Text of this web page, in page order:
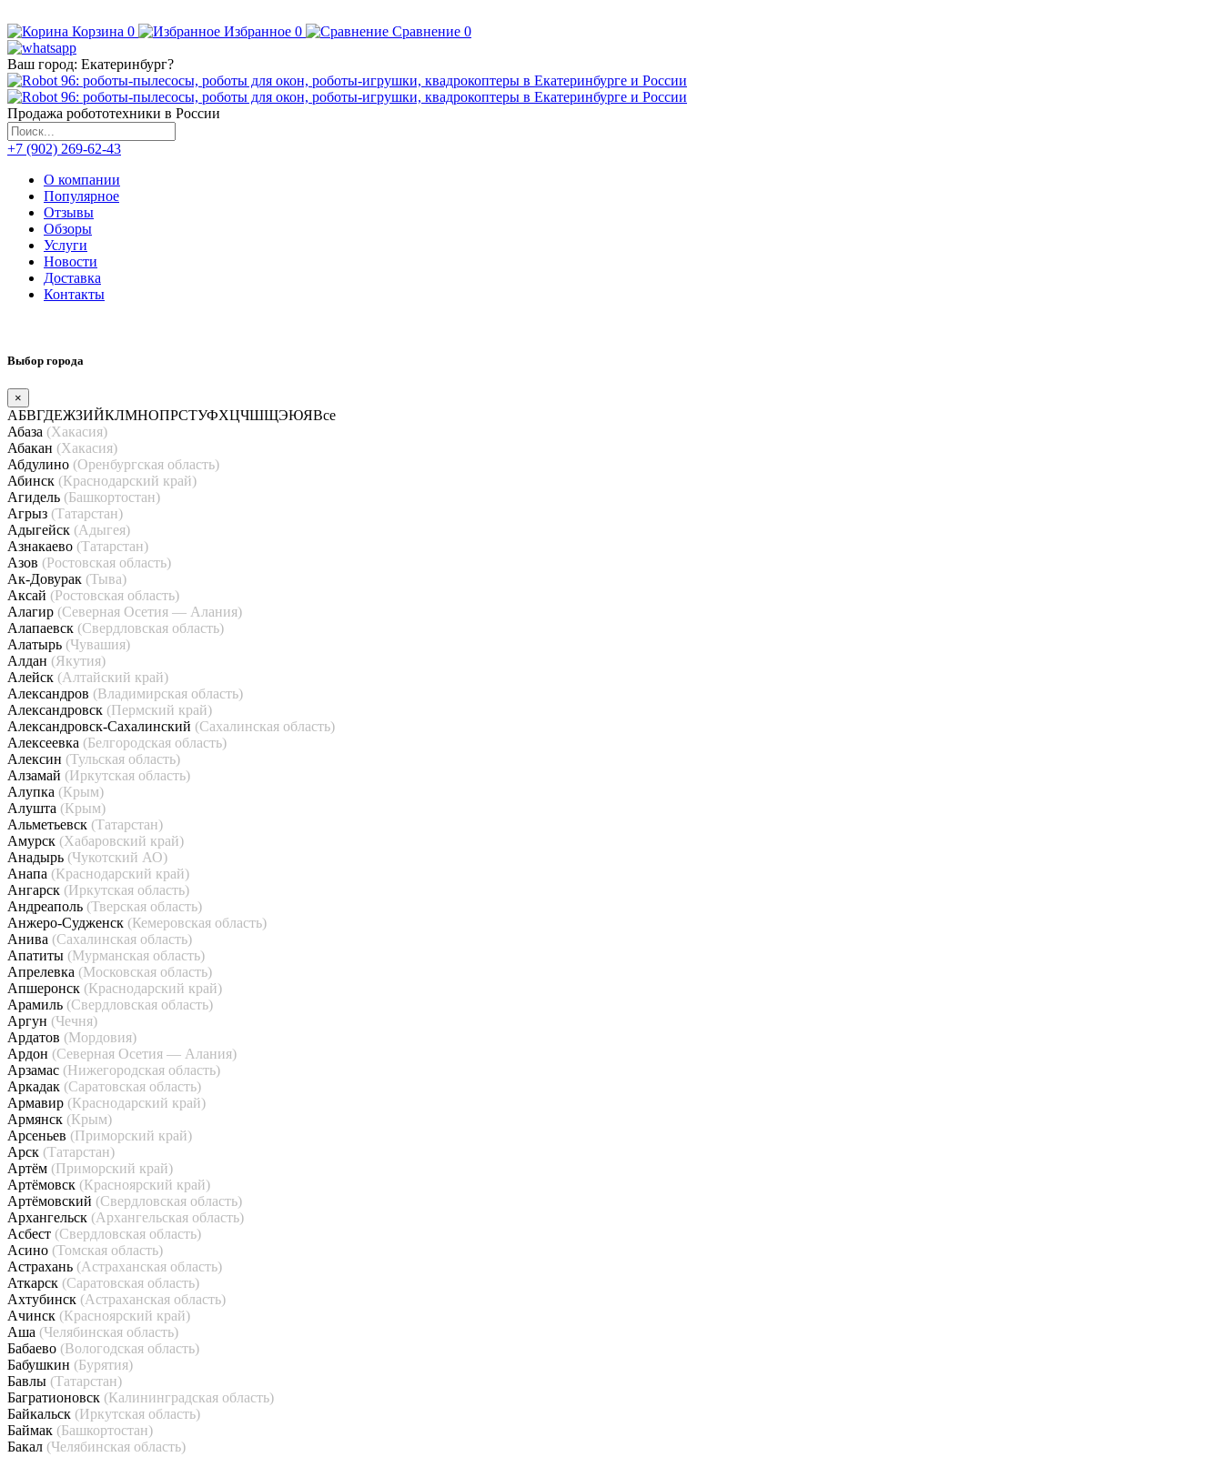
Корзина 0 Избранное 0 Сравнение 0
Ваш город: Екатеринбург?
Продажа робототехники в России
+7 (902) 269-62-43
О компании
Популярное
Отзывы
Обзоры
Услуги
Новости
Доставка
Контакты
Выбор города
×
АБВГДЕЖЗИЙКЛМНОПРСТУФХЦЧШЩЭЮЯВсе
Абаза (Хакасия)
Абакан (Хакасия)
Абдулино (Оренбургская область)
Абинск (Краснодарский край)
Агидель (Башкортостан)
Агрыз (Татарстан)
Адыгейск (Адыгея)
Азнакаево (Татарстан)
Азов (Ростовская область)
Ак-Довурак (Тыва)
Аксай (Ростовская область)
Алагир (Северная Осетия — Алания)
Алапаевск (Свердловская область)
Алатырь (Чувашия)
Алдан (Якутия)
Алейск (Алтайский край)
Александров (Владимирская область)
Александровск (Пермский край)
Александровск-Сахалинский (Сахалинская область)
Алексеевка (Белгородская область)
Алексин (Тульская область)
Алзамай (Иркутская область)
Алупка (Крым)
Алушта (Крым)
Альметьевск (Татарстан)
Амурск (Хабаровский край)
Анадырь (Чукотский АО)
Анапа (Краснодарский край)
Ангарск (Иркутская область)
Андреаполь (Тверская область)
Анжеро-Судженск (Кемеровская область)
Анива (Сахалинская область)
Апатиты (Мурманская область)
Апрелевка (Московская область)
Апшеронск (Краснодарский край)
Арамиль (Свердловская область)
Аргун (Чечня)
Ардатов (Мордовия)
Ардон (Северная Осетия — Алания)
Арзамас (Нижегородская область)
Аркадак (Саратовская область)
Армавир (Краснодарский край)
Армянск (Крым)
Арсеньев (Приморский край)
Арск (Татарстан)
Артём (Приморский край)
Артёмовск (Красноярский край)
Артёмовский (Свердловская область)
Архангельск (Архангельская область)
Асбест (Свердловская область)
Асино (Томская область)
Астрахань (Астраханская область)
Аткарск (Саратовская область)
Ахтубинск (Астраханская область)
Ачинск (Красноярский край)
Аша (Челябинская область)
Бабаево (Вологодская область)
Бабушкин (Бурятия)
Бавлы (Татарстан)
Багратионовск (Калининградская область)
Байкальск (Иркутская область)
Баймак (Башкортостан)
Бакал (Челябинская область)